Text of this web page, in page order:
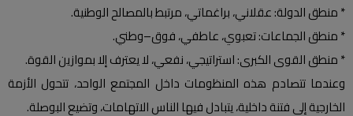
* منطق الدولة: عقلاني، براغماتي، مرتبط بالمصالح الوطنية.
* منطق الجماعات: تعبوي، عاطفي، فوق–وطني.
* منطق القوى الكبرى: استراتيجي، نفعي، لا يعترف إلا بموازين القوة.
وعندما تتصادم هذه المنظومات داخل المجتمع الواحد، تتحول الأزمة
الخارجية إلى فتنة داخلية، يتبادل فيها الناس الاتهامات، وتضيع البوصلة.